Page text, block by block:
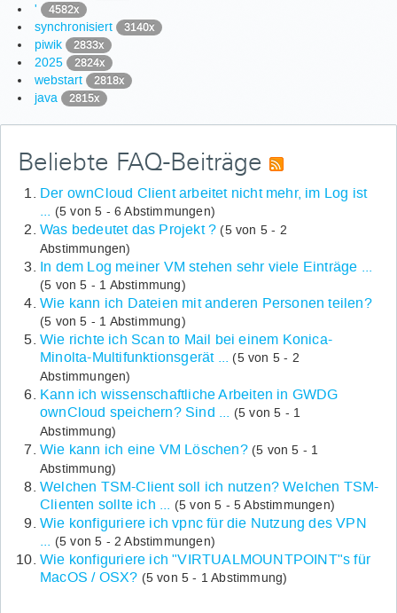
' 4582x
synchronisiert 3140x
piwik 2833x
2025 2824x
webstart 2818x
java 2815x
Beliebte FAQ-Beiträge
Der ownCloud Client arbeitet nicht mehr, im Log ist
(5 von 5 - 6 Abstimmungen)
Was bedeutet das Projekt ? (5 von 5 - 2
Abstimmungen)
In dem Log meiner VM stehen sehr viele Einträge ...
(5 von 5 - 1 Abstimmung)
Wie kann ich Dateien mit anderen Personen teilen?
(5 von 5 - 1 Abstimmung)
Wie richte ich Scan to Mail bei einem Konica-
Minolta-Multifunktionsgerät ...
(5 von 5 - 2
Abstimmungen)
Kann ich wissenschaftliche Arbeiten in GWDG
ownCloud speichern? Sind ...
(5 von 5 - 1
Abstimmung)
Wie kann ich eine VM Löschen? (5 von 5 - 1
Abstimmung)
Welchen TSM-Client soll ich nutzen? Welchen TSM-
Clienten sollte ich ...
(5 von 5 - 5 Abstimmungen)
Wie konfiguriere ich vpnc für die Nutzung des VPN
(5 von 5 - 2 Abstimmungen)
Wie konfiguriere ich "VIRTUALMOUNTPOINT"s für
MacOS / OSX? (5 von 5 - 1 Abstimmung)